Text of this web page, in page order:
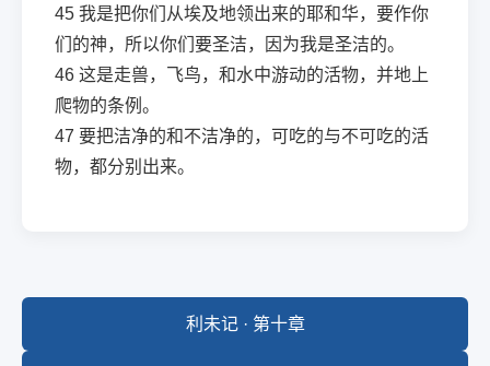
45 我是把你们从埃及地领出来的耶和华，要作你
们的神，所以你们要圣洁，因为我是圣洁的。
46 这是走兽，飞鸟，和水中游动的活物，并地上
爬物的条例。
47 要把洁净的和不洁净的，可吃的与不可吃的活
物，都分别出来。
利未记 · 第十章